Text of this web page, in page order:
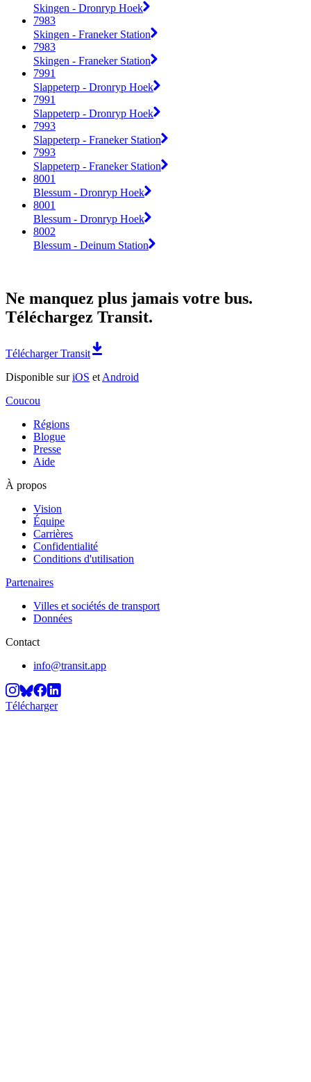
Skingen - Dronryp Hoek
7983
Skingen - Franeker Station
7983
Skingen - Franeker Station
7991
Slappeterp - Dronryp Hoek
7991
Slappeterp - Dronryp Hoek
7993
Slappeterp - Franeker Station
7993
Slappeterp - Franeker Station
8001
Blessum - Dronryp Hoek
8001
Blessum - Dronryp Hoek
8002
Blessum - Deinum Station
Ne manquez plus jamais votre bus.
Téléchargez Transit.
Télécharger Transit
Disponible suriOS et Android
Coucou
Régions
Blogue
Presse
Aide
À propos
Vision
Équipe
Carrières
Confidentialité
Conditions d'utilisation
Partenaires
Villes et sociétés de transport
Données
Contact
info@transit.app
Télécharger